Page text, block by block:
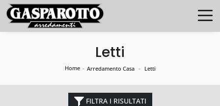
Letti
Home - Arredamento Casa - Letti
FILTRA I RISULTATI